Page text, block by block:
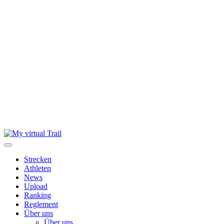
Skip
to
Strecken
Athleten
News
Upload
Ranking
Reglement
Über uns
Über uns